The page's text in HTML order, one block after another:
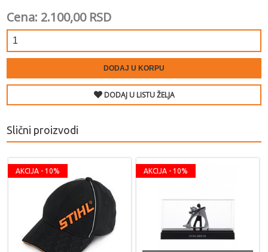
Cena: 2.100,00 RSD
DODAJ U KORPU
DODAJ U LISTU ŽELJA
Slični proizvodi
AKCIJA - 10% AKCIJA - 10%